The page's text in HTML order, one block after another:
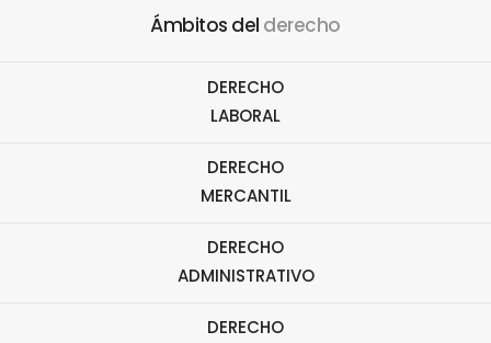
Ámbitos del derecho
DERECHO
LABORAL
DERECHO
MERCANTIL
DERECHO
ADMINISTRATIVO
DERECHO